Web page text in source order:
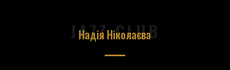
JAZZ CLUB
Надія Ніколаєва